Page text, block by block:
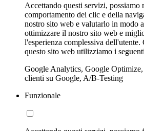
Accettando questi servizi, possiamo
comportamento dei clic e della
nostro sito web e valutarlo in modo
ottimizzare il nostro sito web e
l'esperienza complessiva dell'utente.
questo sito web utilizziamo i
Google Analytics, Google
clienti su Google, A/B-Testing
Funzionale